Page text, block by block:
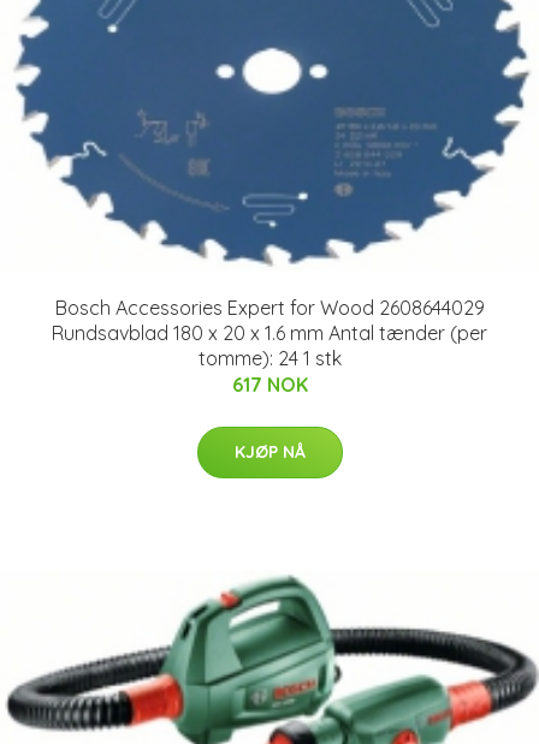
Bosch Accessories Expert for Wood 2608644029
Rundsavblad 180 x 20 x 1.6 mm Antal tænder (per
tomme): 24 1 stk
617 NOK
KJØP NÅ